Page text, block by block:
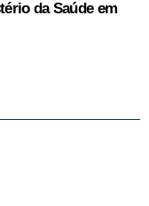
da Saúde em